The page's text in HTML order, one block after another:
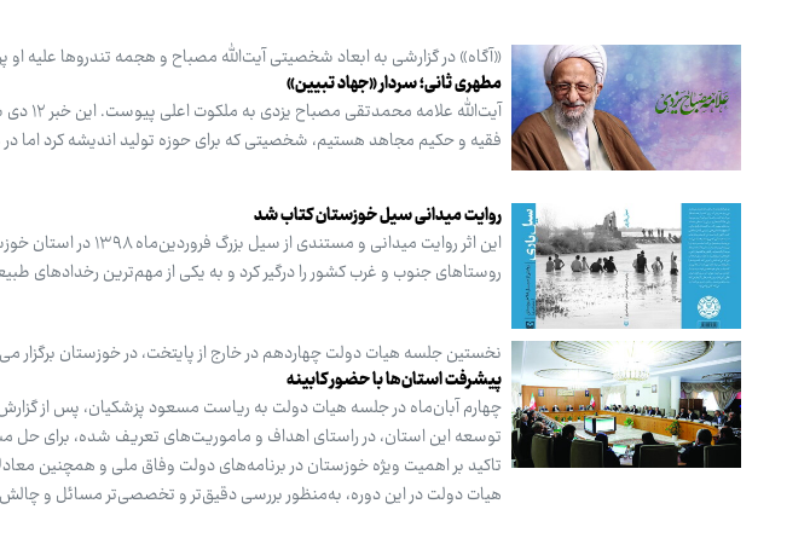
«آگاه» در گزارشی به ابعاد شخصیتی آیت‌الله مصباح و هجمه تندروها علیه او
مطهری ثانی؛ سردار «جهاد تبیین»
فقیه و حکیم مجاهد هستیم، شخصیتی که برای حوزه تولید اندیشه کرد اما
روایت میدانی سیل خوزستان کتاب شد
این اثر روایت میدانی و
روستاهای جنوب و غرب کشور را درگیر کرد و به یکی از مهم‌ترین رخدادهای
نخستین جلسه هیات دولت چهاردهم در خارج از پایتخت، در خوزستان برگزار
پیشرفت استان‌ها با حضور کابینه
چهارم آبان‌ماه در جلسه هیات دولت به ریاست مسعود پزشکیان، ‌پس از گزارش
توسعه این استان، در راستای اهداف و ماموریت‌های تعریف شده، برای حل
تاکید بر اهمیت ویژه خوزستان در برنامه‌های دولت وفاق ملی و همچنین
هیات دولت در این دوره، به‌منظور بررسی دقیق‌تر و تخصصی‌تر مسائل و